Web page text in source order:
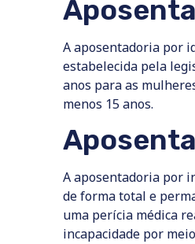
A aposentadoria por
estabelecida pela
anos para as
menos 15 anos.
A aposentadoria por
de forma total e
uma perícia médica
incapacidade por